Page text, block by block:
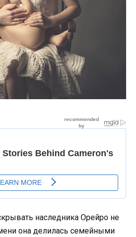
наследника Орейро не
она делилась семейными